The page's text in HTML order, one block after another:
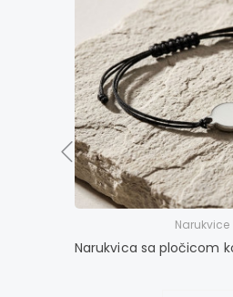
Narukvice